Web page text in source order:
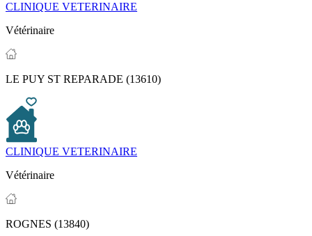
CLINIQUE VETERINAIRE
Vétérinaire
LE PUY ST REPARADE (13610)
CLINIQUE VETERINAIRE
Vétérinaire
ROGNES (13840)